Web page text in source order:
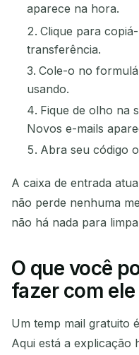
aparece na hora.
Clique para
transferência.
Cole-o no
usando.
Fique de olho na
Novos e-mails
Abra seu código
A caixa de entrada
não perde nenhuma
não há nada para
O que você
fazer com ele
Um temp mail gratuito
Aqui está a explicação